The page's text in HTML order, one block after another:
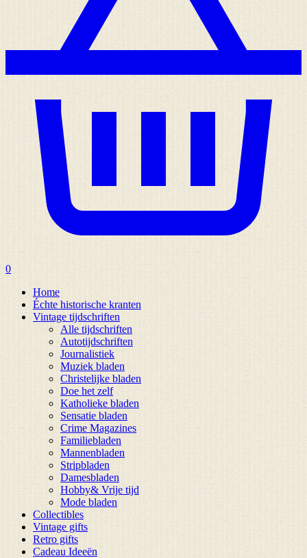
0
Home
Échte historische kranten
Vintage tijdschriften
Alle tijdschriften
Autotijdschriften
Journalistiek
Muziek bladen
Christelijke bladen
Doe het zelf
Katholieke bladen
Sensatie bladen
Crime Magazines
Familiebladen
Mannenbladen
Stripbladen
Damesbladen
Hobby& Vrije tijd
Mode bladen
Collectibles
Vintage gifts
Retro gifts
Cadeau Ideeën